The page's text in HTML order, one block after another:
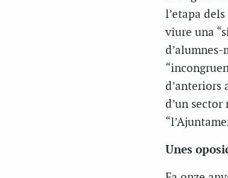
l’etapa
viure una
d’anteriors
d’un
Unes